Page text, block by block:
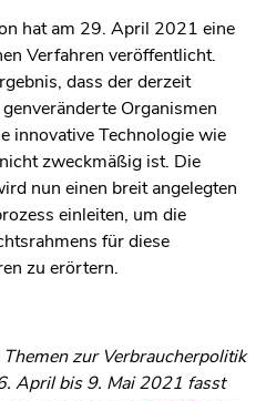
hat am 29. April 2021 eine
Verfahren veröffentlicht.
dass der derzeit
Organismen
innovative Technologie wie
zweckmäßig ist. Die
nun einen breit angelegten
einleiten, um die
für diese
zu erörtern.
zur Verbraucherpolitik
April bis 9. Mai 2021 fasst